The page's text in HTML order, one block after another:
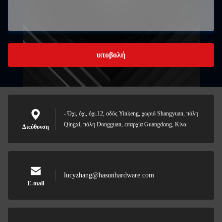
υποβολή
Διεύθυνση
- Όχι, όχι, όχι.12, οδός Yinkeng, χωριό Shangyuan, πόλη
Qingxi, πόλη Dongguan, επαρχία Guangdong, Κίνα
E-mail
lucyzhang@hasunhardware.com